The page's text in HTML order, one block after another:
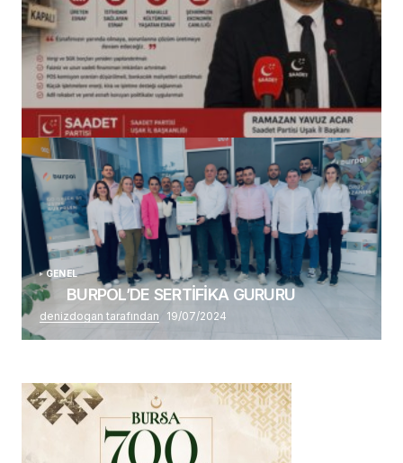
(başlıksız)
Alaattin Karahan tarafından 14/07/2026
GENEL
BURPOL’DE SERTİFİKA GURURU
denizdogan tarafından 19/07/2024